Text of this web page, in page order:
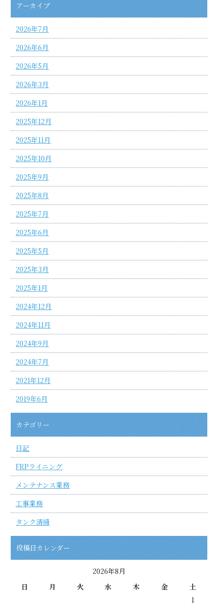
アーカイブ
2026年7月
2026年6月
2026年5月
2026年3月
2026年1月
2025年12月
2025年11月
2025年10月
2025年9月
2025年8月
2025年7月
2025年6月
2025年5月
2025年3月
2025年1月
2024年12月
2024年11月
2024年9月
2024年7月
2021年12月
2019年6月
カテゴリー
日記
FRPライニング
メンテナンス業務
工事業務
タンク清掃
投稿日カレンダー
2026年8月
日
月 火 水 木 金
土
1